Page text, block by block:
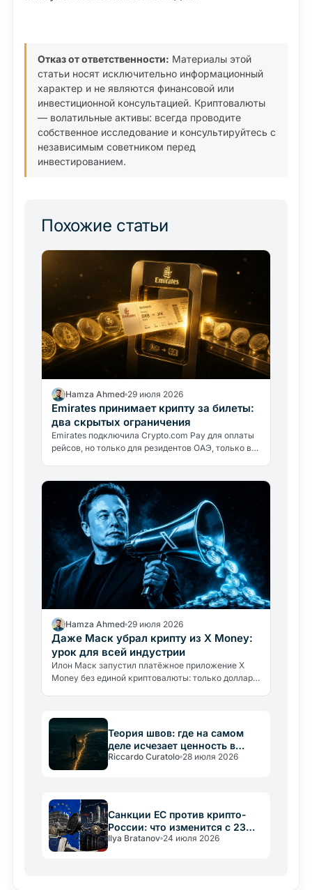
Отказ от ответственности: Материалы этой
статьи носят исключительно информационный
характер и не являются финансовой или
инвестиционной консультацией. Криптовалюты
— волатильные активы: всегда проводите
собственное исследование и консультируйтесь с
независимым советником перед
инвестированием.
Похожие статьи
Hamza Ahmed 29 июля 2026
Emirates принимает крипту за билеты:
два скрытых ограничения
Emirates подключила Crypto.com Pay для оплаты
рейсов, но только для резидентов ОАЭ, только в
Hamza Ahmed 29 июля 2026
Даже Маск убрал крипту из X Money:
урок для всей индустрии
Илон Маск запустил платёжное приложение X
Money без единой криптовалюты: только доллары
Теория швов: где на самом
деле исчезает ценность в
крипто
Riccardo Curatolo 28 июля 2026
Санкции ЕС против крипто-
России: что изменится с 23
июля 2026
Ilya Bratanov 24 июля 2026